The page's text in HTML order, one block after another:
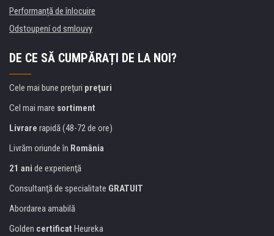
Performanță de înlocuire
Odstoupení od smlouvy
DE CE SĂ CUMPĂRAȚI DE LA NOI?
Cele mai bune preţuri preţuri
Cel mai mare sortiment
Livrare rapidă (48-72 de ore)
Livrăm oriunde în România
21 ani de experienţă
Consultanţă de specialitate GRATUIT
Abordarea amabilă
Golden certificat Heureka